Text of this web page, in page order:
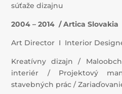
súťaže dizajnu
2004–2014 /Artica Slovakia
Art Director I Interior
Kreatívny dizajn /
interiér / Projektový
stavebných prác /